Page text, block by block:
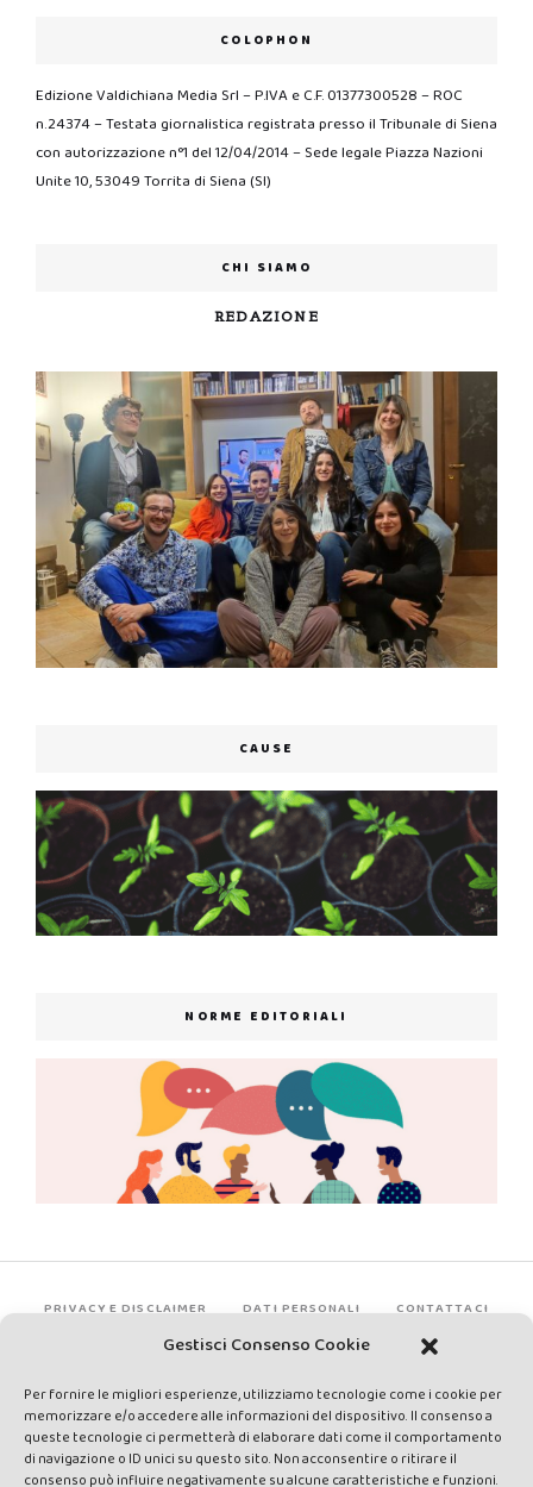
Gestisci Consenso Cookie
Per fornire le migliori esperienze, utilizziamo tecnologie come i cookie per
memorizzare e/o accedere alle informazioni del dispositivo. Il consenso a
queste tecnologie ci permetterà di elaborare dati come il comportamento
di navigazione o ID unici su questo sito. Non acconsentire o ritirare il
consenso può influire negativamente su alcune caratteristiche e funzioni.
COLOPHON
Edizione Valdichiana Media Srl – P.IVA e C.F. 01377300528 – ROC
n.24374 – Testata giornalistica registrata presso il Tribunale di Siena
con autorizzazione n°1 del 12/04/2014 – Sede legale Piazza Nazioni
Unite 10, 53049 Torrita di Siena (SI)
CHI SIAMO
REDAZIONE
CAUSE
NORME EDITORIALI
PRIVACY E DISCLAIMER DATI PERSONALI CONTATTACI